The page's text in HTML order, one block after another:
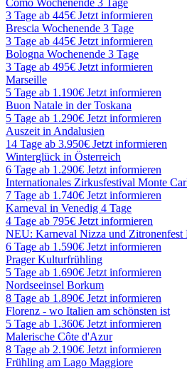
Como Wochenende 3 Tage
3 Tage ab 445€ Jetzt informieren
Brescia Wochenende 3 Tage
3 Tage ab 445€ Jetzt informieren
Bologna Wochenende 3 Tage
3 Tage ab 495€ Jetzt informieren
Marseille
5 Tage ab 1.190€ Jetzt informieren
Buon Natale in der Toskana
5 Tage ab 1.290€ Jetzt informieren
Auszeit in Andalusien
14 Tage ab 3.950€ Jetzt informieren
Winterglück in Österreich
6 Tage ab 1.290€ Jetzt informieren
Internationales Zirkusfestival Monte
7 Tage ab 1.740€ Jetzt informieren
Karneval in Venedig 4 Tage
4 Tage ab 795€ Jetzt informieren
NEU: Karneval Nizza und Zitronenfest
6 Tage ab 1.590€ Jetzt informieren
Prager Kulturfrühling
5 Tage ab 1.690€ Jetzt informieren
Nordseeinsel Borkum
8 Tage ab 1.890€ Jetzt informieren
Florenz - wo Italien am schönsten ist
5 Tage ab 1.360€ Jetzt informieren
Malerische Côte d'Azur
8 Tage ab 2.190€ Jetzt informieren
Frühling am Lago Maggiore